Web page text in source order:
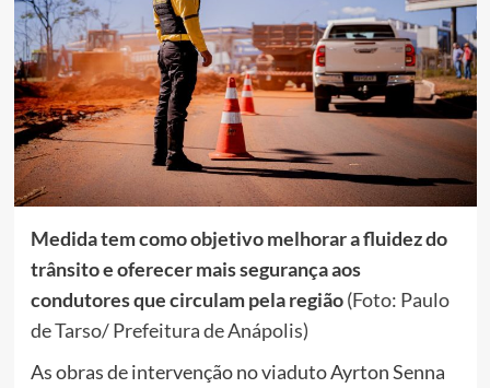
Medida tem como objetivo melhorar a fluidez do
trânsito e oferecer mais segurança aos
condutores que circulam pela região(Foto: Paulo
de Tarso/ Prefeitura de Anápolis)
As obras de intervenção no viaduto Ayrton Senna